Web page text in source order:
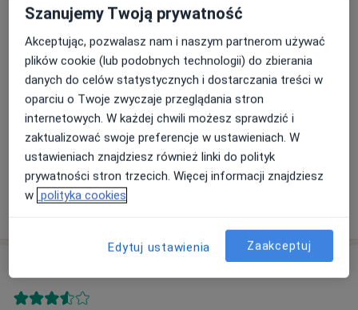
Adres
Powiększ mapę
Samodzielny Publiczny Zespół Zakładów Opieki
Zdrowotnej w Kozienicach
Aleja Generała Władysława Sikorskiego 10, 26-900
Kozienice
Szanujemy Twoją prywatność
Akceptując, pozwalasz nam i naszym partnerom używać
plików cookie (lub podobnych technologii) do zbierania
danych do celów statystycznych i dostarczania treści w
oparciu o Twoje zwyczaje przeglądania stron
internetowych. W każdej chwili możesz sprawdzić i
zaktualizować swoje preferencje w ustawieniach. W
ustawieniach znajdziesz również linki do polityk
prywatności stron trzecich. Więcej informacji znajdziesz
w polityka cookies
Edytuj ustawienia Zaakceptuj